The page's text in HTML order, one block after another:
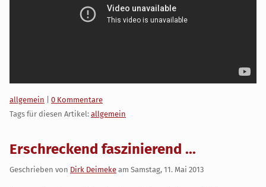
Kategorien:
allgemein
0 Kommentare
Tags für diesen Artikel: allgemein
Erschreckend faszinierend ...
Geschrieben von Dirk Deimeke am Samstag, 11. Mai 2013